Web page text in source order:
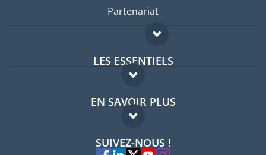
Partenariat
LES ESSENTIELS
Forum expatriés
Guides pays
EN SAVOIR PLUS
FAQ
Experts
SUIVEZ-NOUS !